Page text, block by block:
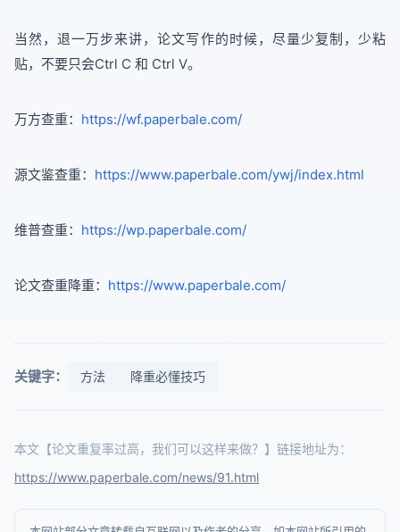
当然，退一万步来讲，论文写作的时候，尽量少复制，少粘
贴，不要只会Ctrl C 和 Ctrl V。
万方查重： https://wf.paperbale.com/
源文鉴查重： https://www.paperbale.com/ywj/index.html
维普查重： https://wp.paperbale.com/
论文查重降重： https://www.paperbale.com/
关键字： 方法 降重必懂技巧
本文【论文重复率过高，我们可以这样来做？】链接地址为：
https://www.paperbale.com/news/91.html